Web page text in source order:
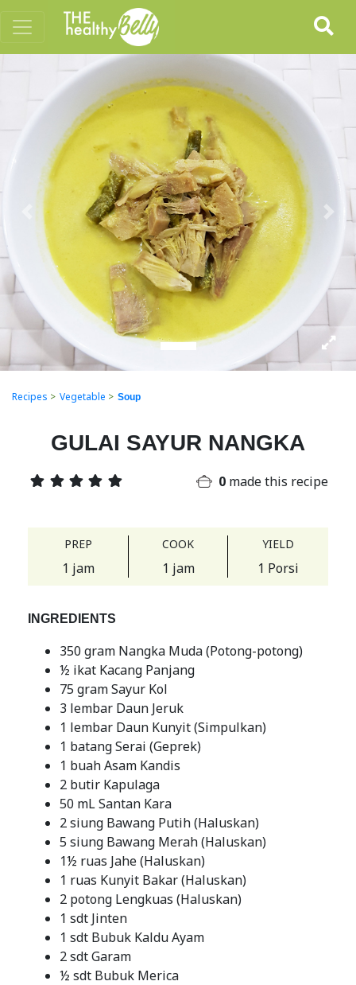
Previous Next
Recipes > Vegetable > Soup
GULAI SAYUR NANGKA
0 made this recipe
PREP
1 jam
COOK
1 jam
YIELD
1 Porsi
INGREDIENTS
350 gram Nangka Muda (Potong-potong)
½ ikat Kacang Panjang
75 gram Sayur Kol
3 lembar Daun Jeruk
1 lembar Daun Kunyit (Simpulkan)
1 batang Serai (Geprek)
1 buah Asam Kandis
2 butir Kapulaga
50 mL Santan Kara
2 siung Bawang Putih (Haluskan)
5 siung Bawang Merah (Haluskan)
1½ ruas Jahe (Haluskan)
1 ruas Kunyit Bakar (Haluskan)
2 potong Lengkuas (Haluskan)
1 sdt Jinten
1 sdt Bubuk Kaldu Ayam
2 sdt Garam
½ sdt Bubuk Merica